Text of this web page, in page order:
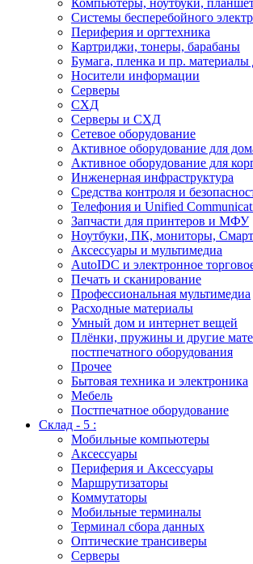
Компьютеры, ноутбуки,
Системы бесперебойного
Периферия и оргтехника
Картриджи, тонеры, барабаны
Бумага, пленка и пр. материалы
Носители информации
Серверы
СХД
Серверы и СХД
Сетевое оборудование
Активное оборудование для
Активное оборудование для
Инженерная инфраструктура
Средства контроля и
Телефония и Unified
Запчасти для принтеров и МФУ
Ноутбуки, ПК, мониторы,
Аксессуары и мультимедиа
AutoIDC и электронное
Печать и сканирование
Профессиональная мультимедиа
Расходные материалы
Умный дом и интернет вещей
Плёнки, пружины и другие
постпечатного оборудования
Прочее
Бытовая техника и электроника
Мебель
Постпечатное оборудование
Склад - 5 :
Мобильные компьютеры
Аксессуары
Периферия и Аксессуары
Маршрутизаторы
Коммутаторы
Мобильные терминалы
Терминал сбора данных
Оптические трансиверы
Серверы